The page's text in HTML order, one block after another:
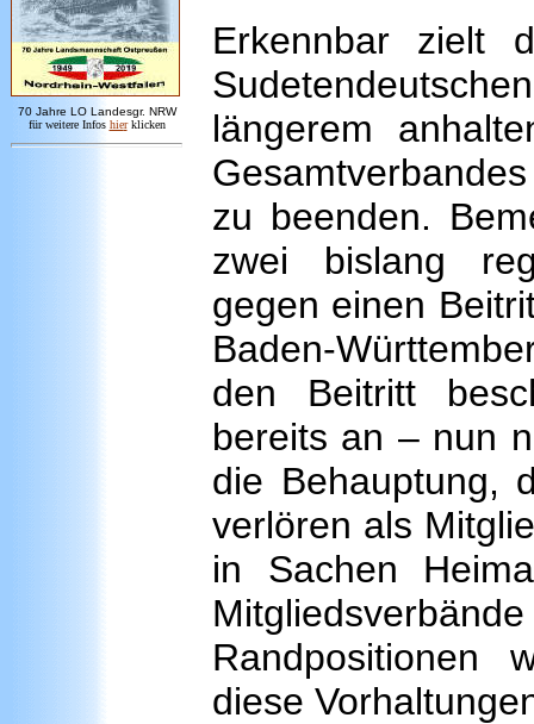
70 Jahre LO Landesgr. NRW
für weitere Infos hier klicken
Erkennbar zielt
längerem
zu beenden.
zwei bislang
gegen einen
Baden-
den Beitritt
bereits an – nun
die Behauptung,
verlören als
in Sachen
Randpositionen
diese